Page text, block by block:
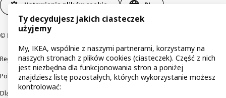
Ustawienia plików cookie PL
© Inter IKEA Systems B.V 1999-2026
RegulaminyPolityka prywatnościWycofane produkty
Polityka odpowiedzialnego ujawniania informacji
Dla akcjonariuszy IKEA Distribution
Ty decydujesz jakich ciasteczek
użyjemy
My, IKEA, wspólnie z naszymi partnerami, korzystamy na
naszych stronach z plików cookies (ciasteczek). Część z nich
jest niezbędna dla funkcjonowania stron a poniżej
znajdziesz listę pozostałych, których wykorzystanie możesz
kontrolować: